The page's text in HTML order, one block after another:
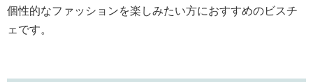
個性的なファッションを楽しみたい方におすすめのビスチ
ェです。